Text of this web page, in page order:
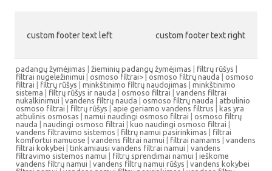
custom footer text left custom footer text right
padangų žymėjimas | žieminių padangų žymėjimas | filtrų rūšys |
filtrai nugeležinimui | osmoso filtrai> | osmoso filtrų nauda | osmoso
filtrai | filtrų rūšys | minkštinimo filtrų naudojimas | minkštinimo
sistema | filtrų rūšys ir nauda | osmoso filtrai | vandens filtrai
nukalkinimui |vandens filtrų nauda | osmoso filtrų nauda | atbulinio
osmoso filtrai | filtrų rūšys |apie geriamo vandens filtrus | kas yra
atbulinis osmosas | namui naudingi osmoso filtrai | osmoso filtrų
nauda | naudingi osmoso filtrai | kuo naudingi osmoso filtrai |
vandens filtravimo sistemos | filtrų namui pasirinkimas | filtrai
komfortui namuose | vandens filtrai namui | filtrai namams | vandens
filtrai kokybei | tinkamiausi vandens filtrai namui | vandens
filtravimo sistemos namui | filtrų sprendimai namui | ieškome
vandens filtrų namui | vandens filtrų namui rūšys | vandens kokybei